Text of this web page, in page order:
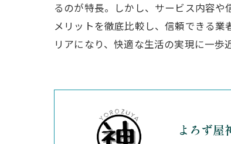
るのが特長。しかし、サービス内容
メリットを徹底比較し、信頼できる
リアになり、快適な生活の実現に一歩
よろず屋